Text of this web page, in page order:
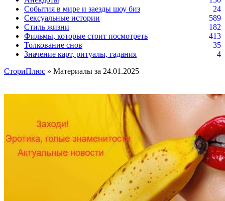
События в мире и заезды шоу биз
24
Сексуальные истории
589
Стиль жизни
182
Фильмы, которые стоит посмотреть
413
Толкование снов
35
Значение карт, ритуалы, гадания
4
СториПлюс » Материалы за 24.01.2025